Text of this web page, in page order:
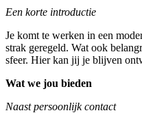
Een korte introductie
Je komt te werken in een
strak geregeld. Wat ook
sfeer. Hier kan jij je blijven
Wat we jou bieden
Naast persoonlijk contact